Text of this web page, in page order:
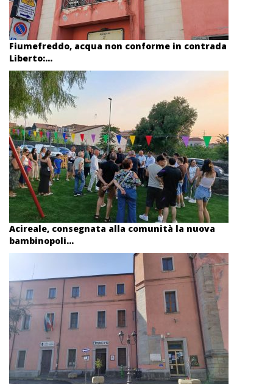
Fiumefreddo, acqua non conforme in contrada
Liberto:...
Acireale, consegnata alla comunità la nuova
bambinopoli...